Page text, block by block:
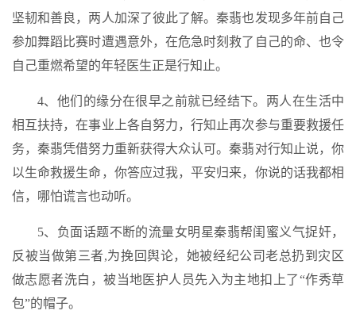
坚韧和善良，两人加深了彼此了解。秦翡也发现多年前自己
参加舞蹈比赛时遭遇意外，在危急时刻救了自己的命、也令
自己重燃希望的年轻医生正是行知止。
4、他们的缘分在很早之前就已经结下。两人在生活中
相互扶持，在事业上各自努力，行知止再次参与重要救援任
务，秦翡凭借努力重新获得大众认可。秦翡对行知止说，你
以生命救援生命，你答应过我，平安归来，你说的话我都相
信，哪怕谎言也动听。
5、负面话题不断的流量女明星秦翡帮闺蜜义气捉奸，
反被当做第三者,为挽回舆论，她被经纪公司老总扔到灾区
做志愿者洗白，被当地医护人员先入为主地扣上了“作秀草
包”的帽子。